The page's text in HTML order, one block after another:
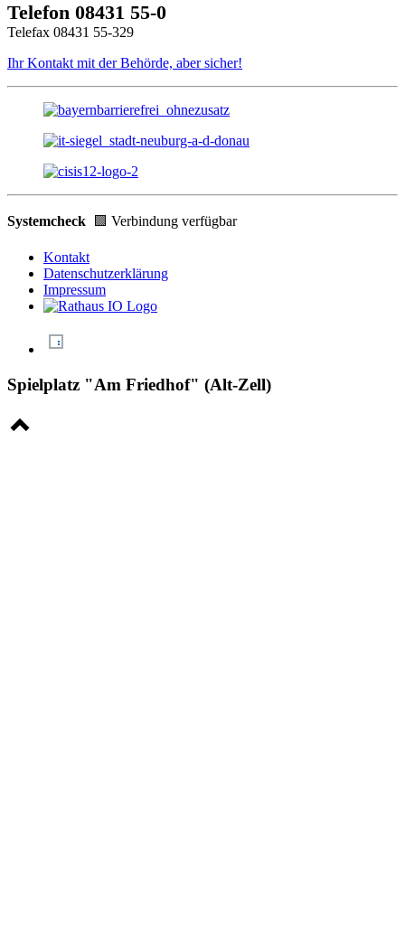
Telefon 08431 55-0
Telefax 08431 55-329
Ihr Kontakt mit der Behörde, aber sicher!
Systemcheck 🟩 Verbindung verfügbar
Kontakt
Datenschutzerklärung
Impressum
Spielplatz "Am Friedhof" (Alt-Zell)